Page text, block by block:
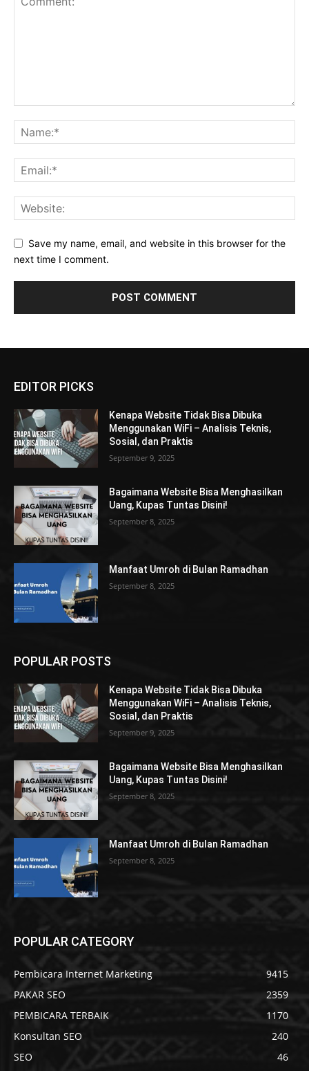
Save my name, email, and website in this browser for the
next time I comment.
EDITOR PICKS
Kenapa Website Tidak Bisa Dibuka
Menggunakan WiFi – Analisis Teknis,
Sosial, dan Praktis
September 9, 2025
Bagaimana Website Bisa Menghasilkan
Uang, Kupas Tuntas Disini!
September 8, 2025
Manfaat Umroh di Bulan Ramadhan
September 8, 2025
POPULAR POSTS
Kenapa Website Tidak Bisa Dibuka
Menggunakan WiFi – Analisis Teknis,
Sosial, dan Praktis
September 9, 2025
Bagaimana Website Bisa Menghasilkan
Uang, Kupas Tuntas Disini!
September 8, 2025
Manfaat Umroh di Bulan Ramadhan
September 8, 2025
POPULAR CATEGORY
Pembicara Internet Marketing
9415
PAKAR SEO
2359
PEMBICARA TERBAIK
1170
Konsultan SEO
240
SEO
46